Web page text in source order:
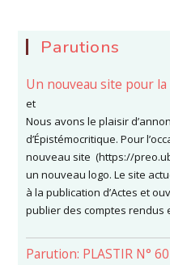
Parutions
Un nouveau site pour
et
Nous avons le plaisir
d’Épistémocritique. Pour
nouveau site (https://
un nouveau logo. Le site
à la publication d’Actes et
publier des comptes rendus
Parution: PLASTIR N° 60